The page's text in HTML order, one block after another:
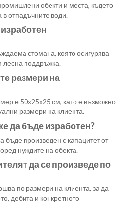
обекти и места, където
отпадъчните води.
стомана, която осигурява
лесна поддръжка.
размери на
е 50х25х25 см, като е възможно
размери на клиента.
да бъде изработен?
бъде произведен с капацитет от
нуждите на обекта.
да се произведе по
по размери на клиента, за да
дебита и конкретното